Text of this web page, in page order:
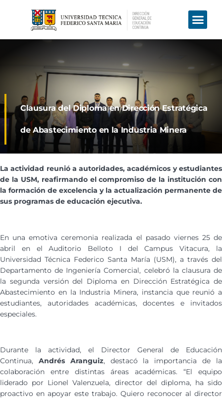
Clausura del Diploma en Dirección Estratégica
de Abastecimiento en la Industria Minera
La actividad reunió a autoridades, académicos y estudiantes
de la USM, reafirmando el compromiso de la institución con
la formación de excelencia y la actualización permanente de
sus programas de educación ejecutiva.
En una emotiva ceremonia realizada el pasado viernes 25 de
abril en el Auditorio Belloto I del Campus Vitacura, la
Universidad Técnica Federico Santa María (USM), a través del
Departamento de Ingeniería Comercial, celebró la clausura de
la segunda versión del Diploma en Dirección Estratégica de
Abastecimiento en la Industria Minera, instancia que reunió a
estudiantes, autoridades académicas, docentes e invitados
especiales.
Durante la actividad, el Director General de Educación
Continua, Andrés Aranguiz, destacó la importancia de la
colaboración entre distintas áreas académicas. “El equipo
liderado por Lionel Valenzuela, director del diploma, ha sido
proactivo en apoyar este trabajo. Quiero reconocer al director